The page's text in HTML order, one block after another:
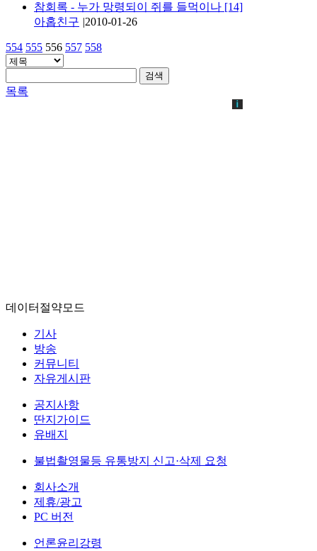
참회록 - 누가 망령되이 쥐를 들먹이나 [14]
아홉친구 |2010-01-26
554 555 556 557 558
검색
목록
데이터절약모드
기사
방송
커뮤니티
자유게시판
공지사항
딴지가이드
유배지
불법촬영물등 유통방지 신고·삭제 요청
회사소개
제휴/광고
PC 버전
언론윤리강령